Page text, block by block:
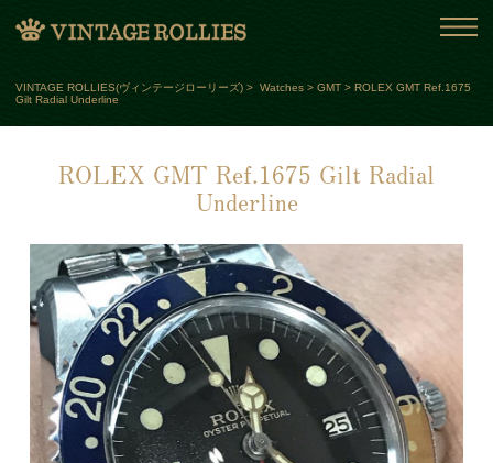
VINTAGE ROLLIES(ヴィンテージローリーズ) > Watches > GMT > ROLEX GMT Ref.1675
Gilt Radial Underline
ROLEX GMT Ref.1675 Gilt Radial
Underline